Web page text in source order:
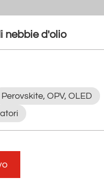
nebbie d'olio
Perovskite, OPV, OLED